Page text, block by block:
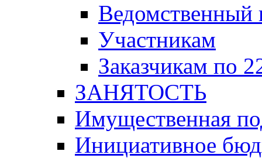
Ведомственный
Участникам
Заказчикам по
ЗАНЯТОСТЬ
Имущественная
Инициативное